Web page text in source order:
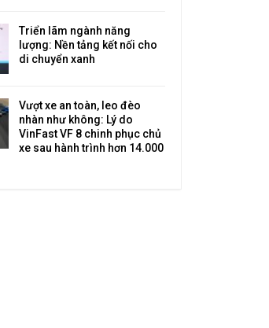
Triển lãm ngành năng
lượng: Nền tảng kết nối cho
di chuyển xanh
Vượt xe an toàn, leo đèo
nhàn như không: Lý do
VinFast VF 8 chinh phục chủ
xe sau hành trình hơn 14.000